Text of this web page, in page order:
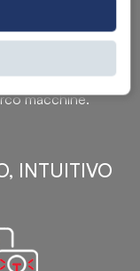
e vendita di
in tutto
dei prodotti a
B2B del ricco
a ricambisti,
macchine.
INTUITIVO